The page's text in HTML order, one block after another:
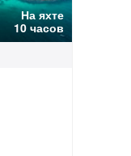
На яхте
10 часов